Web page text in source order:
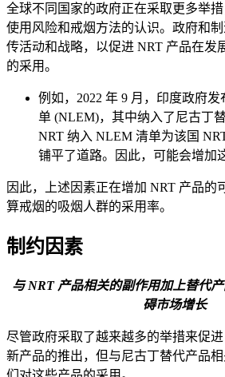
全球不同国家的政府正在采取更多举
使用风险和戒烟方法的认识。政府和
传活动和战略，以促进 NRT 产品在发
的采用。
例如，2022 年 9 月，印度政府
单 (NLEM)，其中纳入了尼古丁
NRT 纳入 NLEM 清单为该国
铺平了道路。因此，可能会增加
因此，上述因素正在增加 NRT 产品的
算戒烟的吸烟人群的采用率。
制约因素
与 NRT 产品相关的副作用加上替代
碍市场增长
尽管政府采取了越来越多的举措来促
新产品的推出，但与尼古丁替代产品